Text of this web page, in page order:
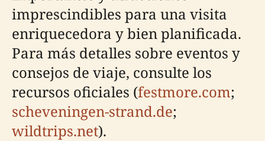
imprescindibles para una visita
enriquecedora y bien planificada.
Para más detalles sobre eventos y
consejos de viaje, consulte los
recursos oficiales (festmore.com;
scheveningen-strand.de;
wildtrips.net).